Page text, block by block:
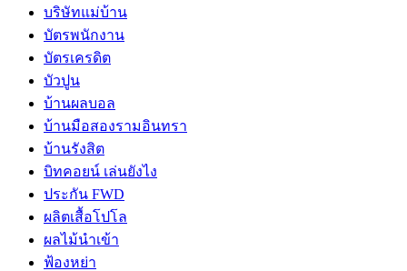
บริษัทแม่บ้าน
บัตรพนักงาน
บัตรเครดิต
บัวปูน
บ้านผลบอล
บ้านมือสองรามอินทรา
บ้านรังสิต
บิทคอยน์ เล่นยังไง
ประกัน FWD
ผลิตเสื้อโปโล
ผลไม้นำเข้า
ฟ้องหย่า